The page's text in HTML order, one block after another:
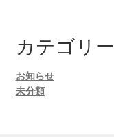
カテゴリー
お知らせ
未分類